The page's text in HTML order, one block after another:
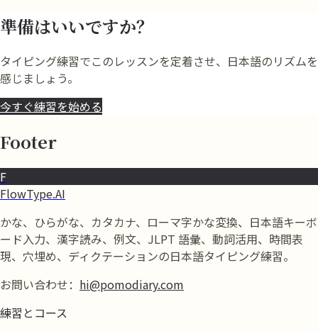
準備はいいですか？
タイピング練習でこのレッスンを定着させ、日本語のリズムを
感じましょう。
今すぐ練習を始める
Footer
F
FlowType.AI
かな、ひらがな、カタカナ、ローマ字かな変換、日本語キーボ
ード入力、漢字読み、例文、JLPT 語彙、動詞活用、時間表
現、穴埋め、ディクテーションの日本語タイピング練習。
お問い合わせ： hi@pomodiary.com
練習とコース